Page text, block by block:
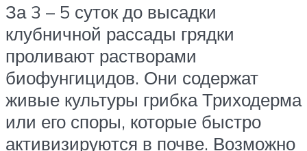
За 3 – 5 суток до высадки
клубничной рассады грядки
проливают растворами
биофунгицидов. Они содержат
живые культуры грибка Триходерма
или его споры, которые быстро
активизируются в почве. Возможно